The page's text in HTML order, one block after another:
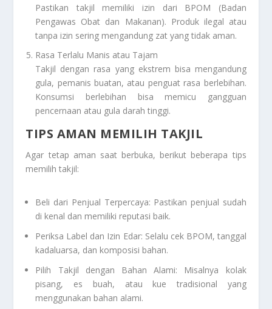
Pastikan takjil memiliki izin dari BPOM (Badan
Pengawas Obat dan Makanan). Produk ilegal atau
tanpa izin sering mengandung zat yang tidak aman.
Rasa Terlalu Manis atau Tajam
Takjil dengan rasa yang ekstrem bisa mengandung
gula, pemanis buatan, atau penguat rasa berlebihan.
Konsumsi berlebihan bisa memicu gangguan
pencernaan atau gula darah tinggi.
TIPS AMAN MEMILIH TAKJIL
Agar tetap aman saat berbuka, berikut beberapa tips
memilih takjil:
Beli dari Penjual Terpercaya: Pastikan penjual sudah
di kenal dan memiliki reputasi baik.
Periksa Label dan Izin Edar: Selalu cek BPOM, tanggal
kadaluarsa, dan komposisi bahan.
Pilih Takjil dengan Bahan Alami: Misalnya kolak
pisang, es buah, atau kue tradisional yang
menggunakan bahan alami.